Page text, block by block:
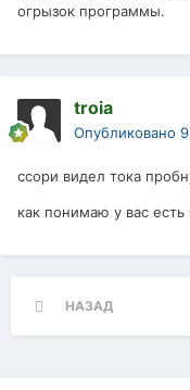
огрызок программы.
troia
Опубликовано
ссори видел тока
как понимаю у вас есть
НАЗАД